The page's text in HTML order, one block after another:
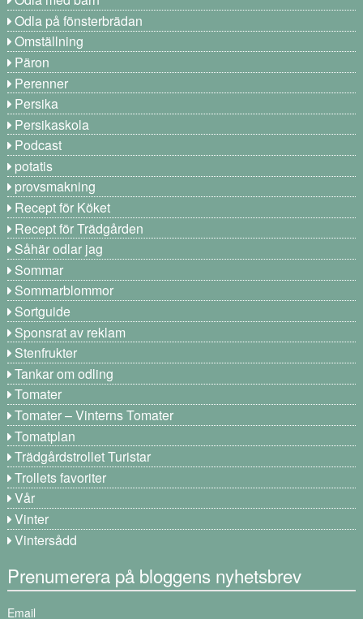
Odla på fönsterbrädan
Omställning
Päron
Perenner
Persika
Persikaskola
Podcast
potatis
provsmakning
Recept för Köket
Recept för Trädgården
Såhär odlar jag
Sommar
Sommarblommor
Sortguide
Sponsrat av reklam
Stenfrukter
Tankar om odling
Tomater
Tomater – Vinterns Tomater
Tomatplan
Trädgårdstrollet Turistar
Trollets favoriter
Vår
Vinter
Vintersådd
Prenumerera på bloggens nyhetsbrev
Email